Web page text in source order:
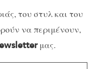
του στυλ και του
να περιμένουν,
μας.